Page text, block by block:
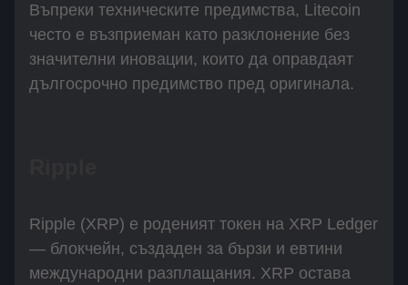
Въпреки техническите предимства, Litecoin
често е възприеман като разклонение без
значителни иновации, които да оправдаят
дългосрочно предимство пред оригинала.
Ripple (XRP) е роденият токен на XRP Ledger
— блокчейн, създаден за бързи и евтини
международни разплащания. XRP остава